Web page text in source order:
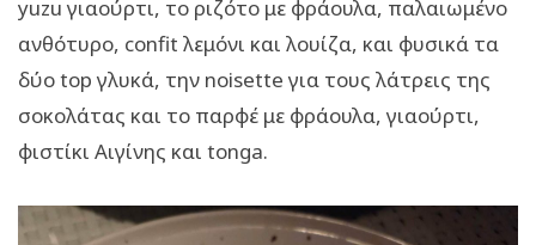
yuzu γιαούρτι, το ριζότο με φράουλα, παλαιωμένο
ανθότυρο, confit λεμόνι και λουίζα, και φυσικά τα
δύο top γλυκά, την noisette για τους λάτρεις της
σοκολάτας και το παρφέ με φράουλα, γιαούρτι,
φιστίκι Αιγίνης και tonga.